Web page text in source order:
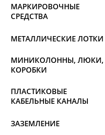
МАРКИРОВОЧНЫЕ
СРЕДСТВА
МЕТАЛЛИЧЕСКИЕ ЛОТКИ
МИНИКОЛОННЫ, ЛЮКИ,
КОРОБКИ
ПЛАСТИКОВЫЕ
КАБЕЛЬНЫЕ КАНАЛЫ
ЗАЗЕМЛЕНИЕ